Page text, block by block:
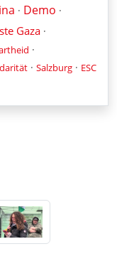
· Demo ·
Gaza ·
·
· Salzburg · ESC